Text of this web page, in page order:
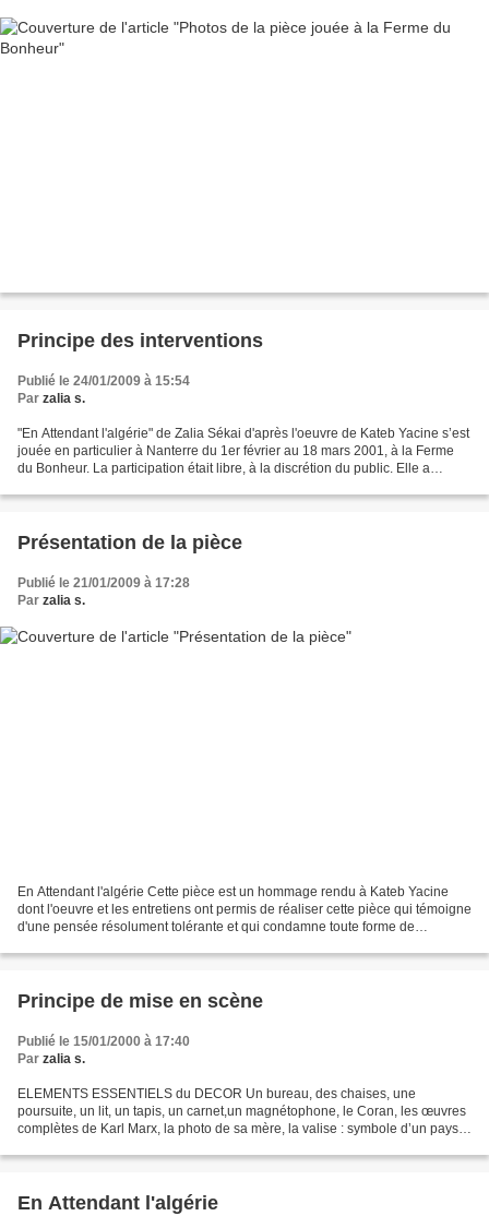
Principe des interventions
Publié le 24/01/2009 à 15:54
Par zalia s.
"En Attendant l'algérie" de Zalia Sékai d'après l'oeuvre de Kateb Yacine s’est
jouée en particulier à Nanterre du 1er février au 18 mars 2001, à la Ferme
du Bonheur. La participation était libre, à la discrétion du public. Elle a
Présentation de la pièce
Publié le 21/01/2009 à 17:28
Par zalia s.
En Attendant l'algérie Cette pièce est un hommage rendu à Kateb Yacine
dont l'oeuvre et les entretiens ont permis de réaliser cette pièce qui témoigne
d'une pensée résolument tolérante et qui condamne toute forme de
Principe de mise en scène
Publié le 15/01/2000 à 17:40
Par zalia s.
ELEMENTS ESSENTIELS du DECOR Un bureau, des chaises, une
poursuite, un lit, un tapis, un carnet,un magnétophone, le Coran, les œuvres
complètes de Karl Marx, la photo de sa mère, la valise : symbole d’un pays
En Attendant l'algérie